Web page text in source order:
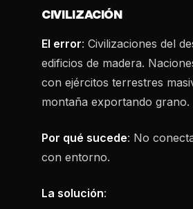
CIVILIZACIÓN
El error: Civilizaciones del
edificios de madera.
con ejércitos terrestres
montaña exportando grano.
Por qué sucede: No
con entorno.
La solución: